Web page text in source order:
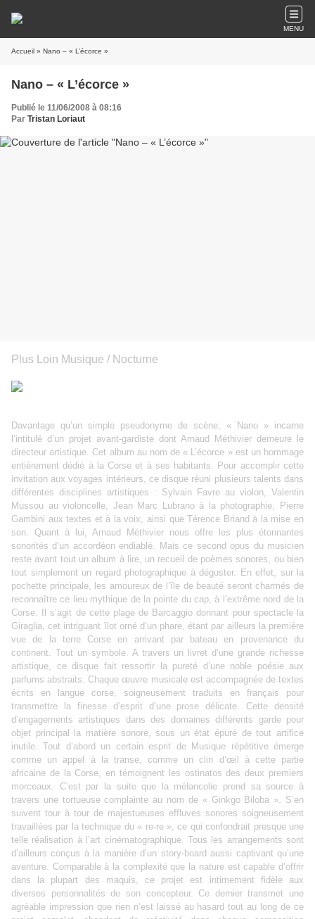
MENU
Accueil » Nano – « L’écorce »
Nano – « L’écorce »
Publié le 11/06/2008 à 08:16
Par Tristan Loriaut
Plus Loin Musique / Nocturne
Davantage qu’un simple pseudonyme de scène, « Nano » incarne
l’intitulé d’un projet avant-gardiste dont Arnaud Méthivier demeure le
directeur artistique. Cet album au nom de « L’écorce » est un hommage
entièrement dédié à la Corse et à ses habitants. Pour accomplir cette
invitation aux voyages intérieurs, ce disque réuni plusieurs talents dans
différentes disciplines artistiques : Sylvain Favre au violon, Valentin
Mussou au violoncelle, Jean Marc Lubrano à la photographie, Pierre
Gambini aux textes et à la voix, ainsi que Térence Briand à la mise en
son. Quant à lui, Arnaud Méthivier nous offre les plus étonnantes
sonorités d’un accordéon endiablé. Mais ce second opus du musicien
reste avant tout un album à lire, un recueil de poèmes sonores, ou bien
tout simplement un regard photographique à déguster. En effet, sur la
pochette principale, les amoureux de l’île de beauté seront charmés de
reconnaître ce lieu mythique de la pointe du cap, à l’extrême nord de la
Corse. Il s’agit de cette plage de Barcaggio donnant pour spectacle la
Giraglia, cet intriguant îlot orné d’un phare, étant par ailleurs la première
vue de la terre Corse en arrivant par bateau en provenance du
continent. Tout un symbole. A travers un livret d’une grande richesse
artistique, ce disque fait ressortir la pureté d’une noble poésie aux
parfums abstraits. Chaque œuvre musicale est accompagnée de textes
écrits en langue corse, soigneusement traduits en français pour
transmettre la finesse d’esprit d’une prose délicate. Cette densité
d’engagements artistiques dans des domaines différents garde pour
objet principal la matière sonore, sous un état épuré de tout artifice
inutile. Tout d’abord un certain esprit de Musique répétitive émerge
comme un appel à la transe, comme un clin d’œil à cette partie
africaine de la Corse, en témoignent les ostinatos des deux premiers
morceaux. C’est par la suite que la mélancolie prend sa source à
travers une tortueuse complainte au nom de « Ginkgo Biloba ». S’en
suivent tour à tour de majestueuses effluves sonores soigneusement
travaillées par la technique du « re-re », ce qui confondrait presque une
telle réalisation à l’art cinématographique. Tous les arrangements sont
d’ailleurs conçus à la manière d’un story-board aussi captivant qu’une
aventure. Comparable à la complexité que la nature est capable d’offrir
dans la plupart des maquis, ce projet est intimement fidèle aux
diverses personnalités de son concepteur. Ce dernier transmet une
agréable impression que rien n’est laissé au hasard tout au long de ce